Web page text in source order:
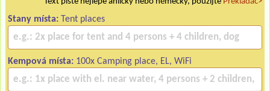
Stany místa: Tent places
Kempová místa: 100x Camping place, EL, WiFi